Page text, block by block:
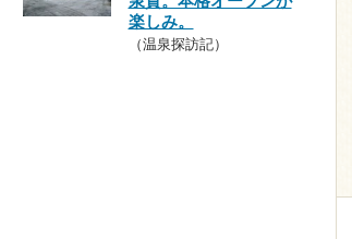
楽しみ。
（温泉探訪記）